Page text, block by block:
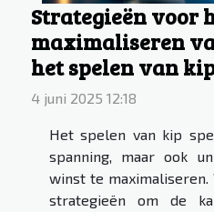
Strategieën voor
maximaliseren
het spelen van
4 juni 2025 12:18
Het spelen van kip
spanning, maar ook
winst te
strategieën om de